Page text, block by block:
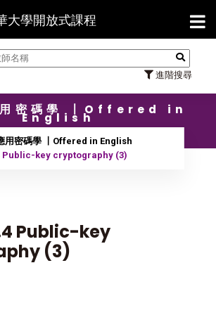
大學開放式課程
進階搜尋
【
用密碼學 〡Offered in
English
用密碼學 〡Offered in English
Public-key cryptography (3)
Public-key
(3)